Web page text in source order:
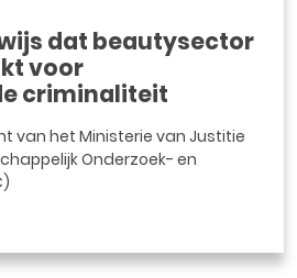
dat beautysector
voor
criminaliteit
van het Ministerie van Justitie
Onderzoek- en